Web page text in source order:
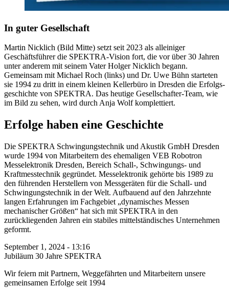
In guter Gesellschaft
Martin Nicklich (Bild Mitte) setzt seit 2023 als alleiniger
Geschäftsführer die SPEKTRA-Vision fort, die vor über 30 Jahren
unter anderem mit seinem Vater Holger Nicklich begann.
Gemeinsam mit Michael Roch (links) und Dr. Uwe Bühn starteten
sie 1994 zu dritt in einem kleinen Kellerbüro in Dresden die Erfolgs­
geschichte von SPEKTRA. Das heutige Gesellschafter-Team, wie
im Bild zu sehen, wird durch Anja Wolf komplettiert.
Erfolge haben eine Geschichte
Die SPEKTRA Schwingungstechnik und Akustik GmbH Dresden
wurde 1994 von Mitarbeitern des ehemaligen VEB Robotron
Messelektronik Dresden, Bereich Schall-, Schwingungs- und
Kraftmesstechnik gegründet. Messelektronik gehörte bis 1989 zu
den führenden Herstellern von Messgeräten für die Schall- und
Schwingungstechnik in der Welt. Aufbauend auf den Jahrzehnte
langen Erfahrungen im Fachgebiet „dynamisches Messen
mechanischer Größen“ hat sich mit SPEKTRA in den
zurückliegenden Jahren ein stabiles mittelständisches Unternehmen
geformt.
September 1, 2024 - 13:16
Jubiläum 30 Jahre SPEKTRA
Wir feiern mit Partnern, Weggefährten und Mitarbeitern unsere
gemeinsamen Erfolge seit 1994